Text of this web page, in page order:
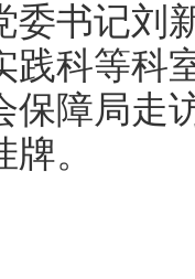
委书记刘
践科等科
保障局走
。